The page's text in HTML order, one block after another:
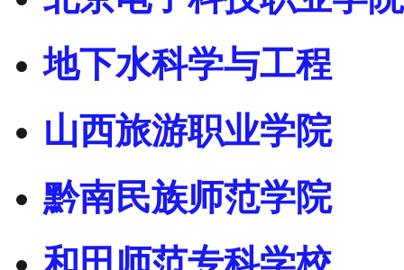
地下水科学与工程
山西旅游职业学院
黔南民族师范学院